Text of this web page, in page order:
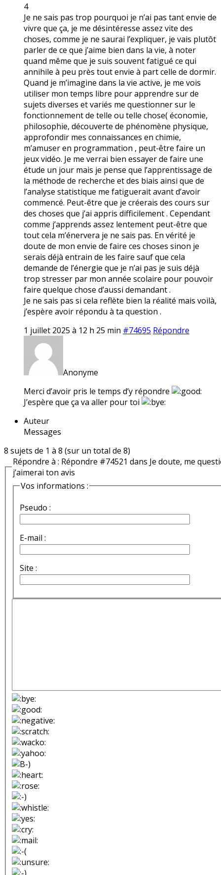
4
Je ne sais pas trop pourquoi je n’ai pas tant envie de
vivre que ça, je me désintéresse assez vite des
choses, comme je ne saurai l’expliquer, je vais plutôt
parler de ce que j’aime bien dans la vie, à noter
quand même que je suis souvent fatigué ce qui
annihile à peu près tout envie à part celle de dormir.
Quand je m’imagine dans la vie active, je me vois
utiliser mon temps libre pour apprendre sur de
sujets diverses et variés me questionner sur le
fonctionnement de telle ou telle chose( économie,
philosophie, découverte de phénomène physique,
approfondir mes connaissances en chimie,
m’amuser en programmation , peut-être faire un
jeux vidéo. Je me verrai bien essayer de faire une
étude un jour mais je pense que l’apprentissage de
la méthode de recherche et des biais ainsi que de
l’analyse statistique me fatiguerait avant d’avoir
commencé. Peut-être que je créerais des cours sur
des choses que j’ai appris difficilement . Cependant
comme j’apprends assez lentement peut-être que
tout cela m’énervera je ne sais pas. En vérité je
doute de mon envie de faire ces choses sinon je
serais déjà entrain de les faire sauf que cela
demande de l’énergie que je n’ai pas je suis déjà
trop stresser par mon année scolaire pour pouvoir
faire quelque chose d’aussi demandant .
Je ne sais pas si cela reflète bien la réalité mais voilà,
j’espère avoir répondu à ta question .
1 juillet 2025 à 12 h 25 min #74695 Répondre
Anonyme
Merci d’avoir pris le temps d’y répondre
J’espère que ça va aller pour toi
Auteur
Messages
8 sujets de 1 à 8 (sur un total de 8)
Répondre à : Répondre #74521 dans Je doute, me
j’aimerai ton avis
Vos informations :
Pseudo :
E-mail :
Site :